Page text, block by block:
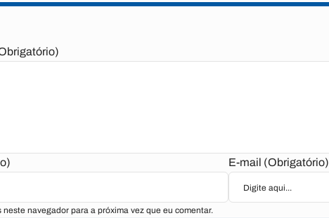
E-mail (Obrigatório)
neste navegador para a próxima vez que eu comentar.